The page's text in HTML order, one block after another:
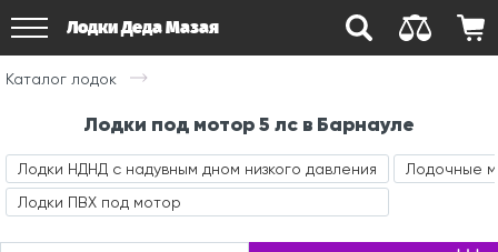
Лодки Деда Мазая
Каталог лодок
Лодки под мотор 5 лс в Барнауле
Лодки НДНД с надувным дном низкого давления
Лодки ПВХ под мотор
Лодочные